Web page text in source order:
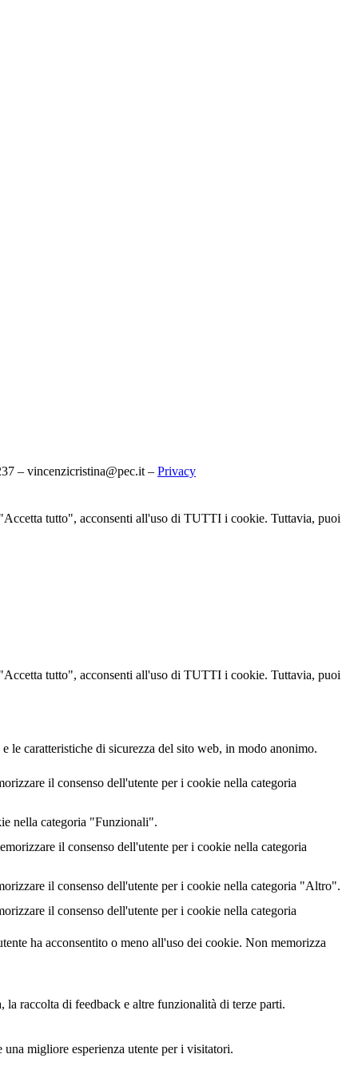
– vincenzicristina@pec.it – Privacy
tutto", acconsenti all'uso di TUTTI i cookie. Tuttavia, puoi
tutto", acconsenti all'uso di TUTTI i cookie. Tuttavia, puoi
le caratteristiche di sicurezza del sito web, in modo anonimo.
il consenso dell'utente per i cookie nella categoria
nella categoria "Funzionali".
il consenso dell'utente per i cookie nella categoria
il consenso dell'utente per i cookie nella categoria "Altro".
il consenso dell'utente per i cookie nella categoria
ha acconsentito o meno all'uso dei cookie. Non memorizza
raccolta di feedback e altre funzionalità di terze parti.
migliore esperienza utente per i visitatori.